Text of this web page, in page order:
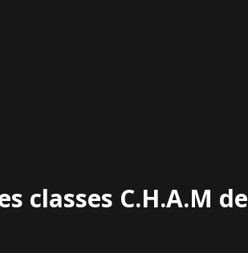
classes C.H.A.M de